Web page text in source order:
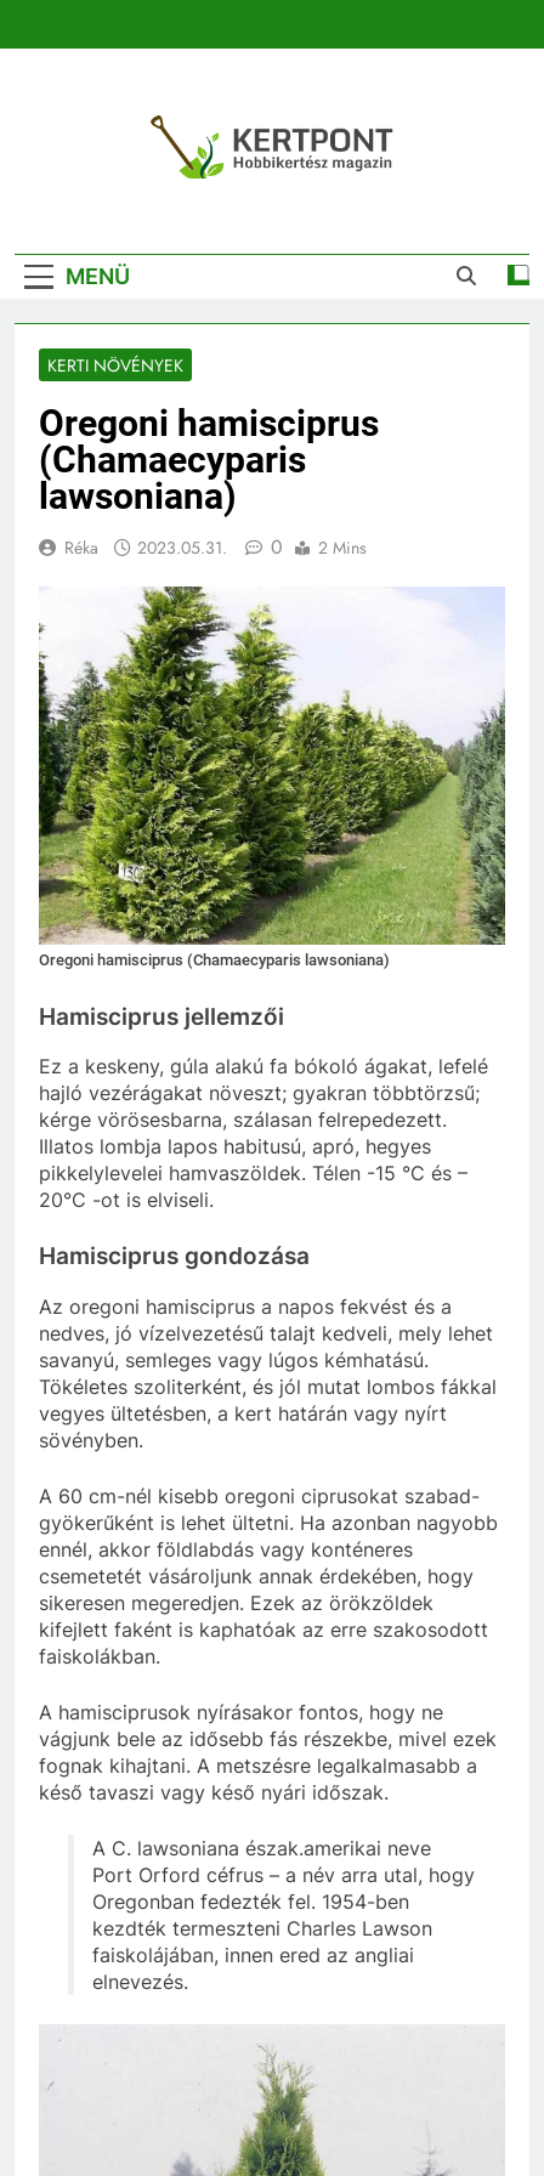
Kertészeti
Magazin |
Növénykereső És
Növényhatározó
MENÜ
KERTI NÖVÉNYEK
Oregoni hamisciprus
(Chamaecyparis
lawsoniana)
Réka 2023.05.31. 0 2 Mins
Oregoni hamisciprus (Chamaecyparis lawsoniana)
Hamisciprus jellemzői
Ez a keskeny, gúla alakú fa bókoló ágakat, lefelé
hajló vezérágakat növeszt; gyakran többtörzsű;
kérge vörösesbarna, szálasan felrepedezett.
Illatos lombja lapos habitusú, apró, hegyes
pikkelylevelei hamvaszöldek. Télen -15 °C és –
20°C -ot is elviseli.
Hamisciprus gondozása
Az oregoni hamisciprus a napos fekvést és a
nedves, jó vízelvezetésű talajt kedveli, mely lehet
savanyú, semleges vagy lúgos kémhatású.
Tökéletes szoliterként, és jól mutat lombos fákkal
vegyes ültetésben, a kert határán vagy nyírt
sövényben.
A 60 cm-nél kisebb oregoni ciprusokat szabad-
gyökerűként is lehet ültetni. Ha azonban nagyobb
ennél, akkor földlabdás vagy konténeres
csemetetét vásároljunk annak érdekében, hogy
sikeresen megeredjen. Ezek az örökzöldek
kifejlett faként is kaphatóak az erre szakosodott
faiskolákban.
A hamisciprusok nyírásakor fontos, hogy ne
vágjunk bele az idősebb fás részekbe, mivel ezek
fognak kihajtani. A metszésre legalkalmasabb a
késő tavaszi vagy késő nyári időszak.
A C. lawsoniana észak.amerikai neve
Port Orford céfrus – a név arra utal, hogy
Oregonban fedezték fel. 1954-ben
kezdték termeszteni Charles Lawson
faiskolájában, innen ered az angliai
elnevezés.